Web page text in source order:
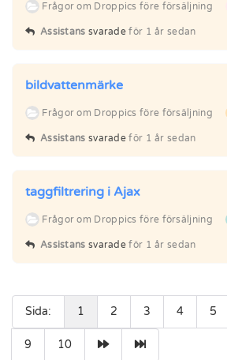
Frågor om Droppics före försäljning
Assistans svaradeför 1 år sedan
bildvattenmärke
Frågor om Droppics före försäljning
Assistans svaradeför 1 år sedan
taggfiltrering i Ajax
Frågor om Droppics före försäljning
Assistans svaradeför 1 år sedan
Sida: 1 2 3 4 5
9 10